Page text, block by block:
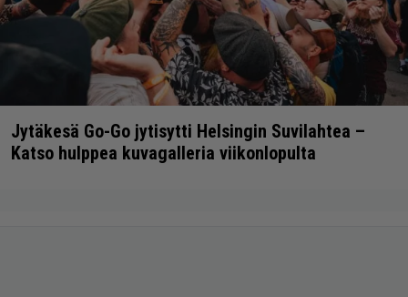
Jytäkesä Go-Go jytisytti Helsingin Suvilahtea –
Katso hulppea kuvagalleria viikonlopulta